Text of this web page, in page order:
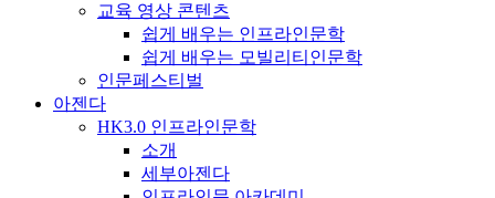
교육 영상 콘텐츠
쉽게 배우는 인프라인문학
쉽게 배우는 모빌리티인문학
인문페스티벌
아젠다
HK3.0 인프라인문학
소개
세부아젠다